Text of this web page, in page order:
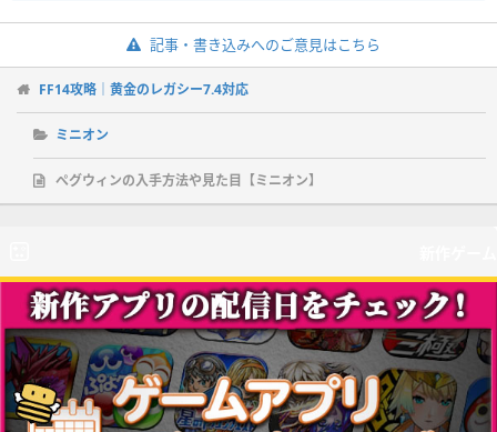
記事・書き込みへのご意見はこちら
FF14攻略｜黄金のレガシー7.4対応
ミニオン
ぺグウィンの入手方法や見た目【ミニオン】